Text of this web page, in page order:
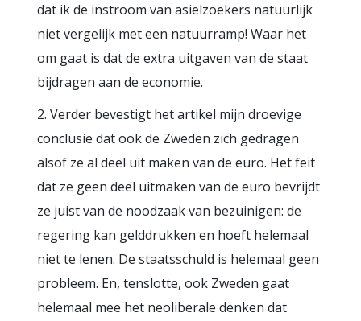
dat ik de instroom van asielzoekers natuurlijk
niet vergelijk met een natuurramp! Waar het
om gaat is dat de extra uitgaven van de staat
bijdragen aan de economie.
2. Verder bevestigt het artikel mijn droevige
conclusie dat ook de Zweden zich gedragen
alsof ze al deel uit maken van de euro. Het feit
dat ze geen deel uitmaken van de euro bevrijdt
ze juist van de noodzaak van bezuinigen: de
regering kan gelddrukken en hoeft helemaal
niet te lenen. De staatsschuld is helemaal geen
probleem. En, tenslotte, ook Zweden gaat
helemaal mee het neoliberale denken dat